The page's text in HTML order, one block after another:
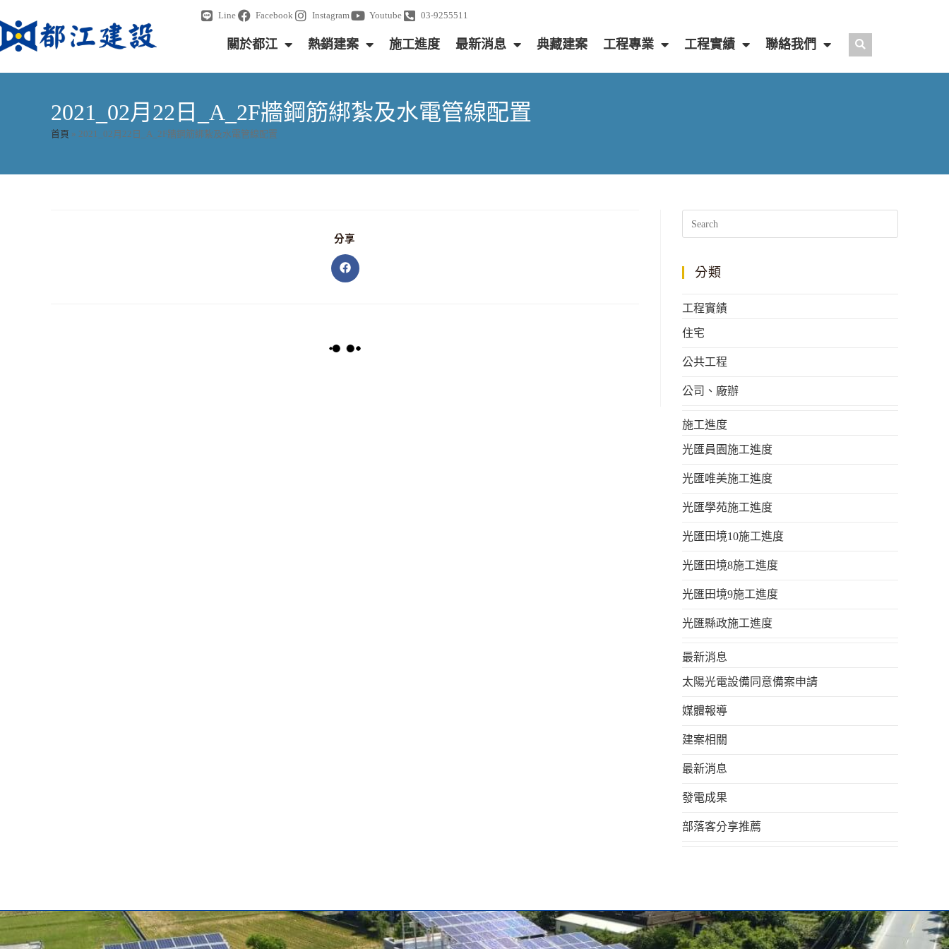
Line Facebook Instagram Youtube 03-9255511
關於都江 熱銷建案 施工進度 最新消息 典藏建案 工程專業 工程實績 聯絡我們
2021_02月22日_A_2F牆鋼筋綁紮及水電管線配置
首頁 » 2021_02月22日_A_2F牆鋼筋綁紮及水電管線配置
分享
分類
工程實績
住宅
公共工程
公司、廠辦
施工進度
光匯員園施工進度
光匯唯美施工進度
光匯學苑施工進度
光匯田境10施工進度
光匯田境8施工進度
光匯田境9施工進度
光匯縣政施工進度
最新消息
太陽光電設備同意備案申請
媒體報導
建案相關
最新消息
發電成果
部落客分享推薦